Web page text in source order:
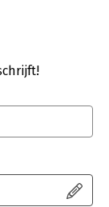
van
beeld
deze
richting
als branding